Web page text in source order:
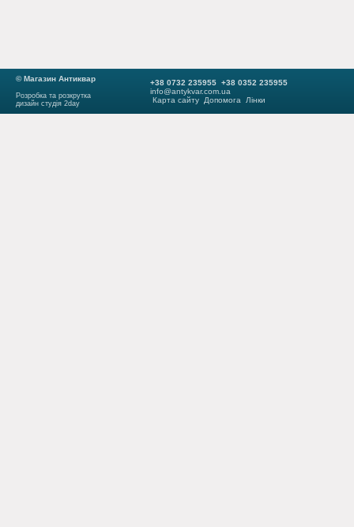
© Магазин Антиквар
Розробка та розкрутка
дизайн студія 2day
+38 0732 235955 +38 0352 235955
info@antykvar.com.ua
Карта сайту
Допомога Лінки